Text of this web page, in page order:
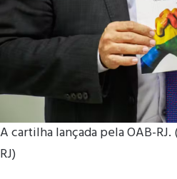
A cartilha lançada pela OAB-
RJ)